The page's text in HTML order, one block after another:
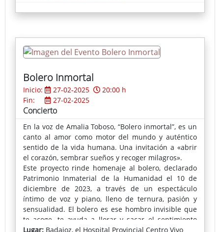
En cuanto al Premio del Jurado Popular, ha viajado
Bolero Inmortal
Inicio: 27-02-2025
20:00 h
Fin:
27-02-2025
Concierto
En la voz de Amalia Toboso, “Bolero inmortal”, es un
canto al amor como motor del mundo y auténtico
sentido de la vida humana. Una invitación a «abrir
el corazón, sembrar sueños y recoger milagros».
Este proyecto rinde homenaje al bolero, declarado
Patrimonio Inmaterial de la Humanidad el 10 de
diciembre de 2023, a través de un espectáculo
íntimo de voz y piano, lleno de ternura, pasión y
sensualidad. El bolero es ese hombro invisible que
te acoge, te ayuda a llorar y sacar el sentimiento
más profundo que tenemos dentro.
Lugar: Badajoz, el Hospital Provincial Centro Vivo